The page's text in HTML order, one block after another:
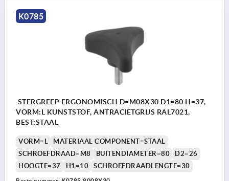
K0785
STERGREEP ERGONOMISCH D=M08X30 D1=80 H=37,
VORM:L KUNSTSTOF, ANTRACIETGRIJS RAL7021,
BEST:STAAL
VORM=L
MATERIAAL COMPONENT=STAAL
SCHROEFDRAAD=M8
BUITENDIAMETER=80
D2=26
HOOGTE=37
H1=10 SCHROEFDRAADLENGTE=30